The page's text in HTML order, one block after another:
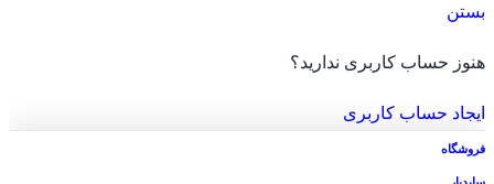
بستن
هنوز حساب کاربری ندارید؟
ایجاد حساب کاربری
فروشگاه